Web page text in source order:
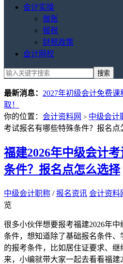
会计实操
做账
报税
财税政策
会计网校
最新消息： 2027年初级会计免费
取！
你的位置： 会计资料网 > 中级会计
考试报名有哪些特殊条件？报名点
福建2026年中级会计
条件？报名点怎么选择
中级会计职称 /报名资讯 会计资料
览
很多小伙伴想要报考福建2026年
条件，想知道除了基础报名条件
的报考条件，比如居住证要求、
来，小编就带大家一起去看看福建